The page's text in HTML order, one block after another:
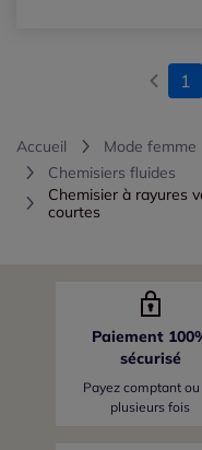
1
Accueil Mode femme
Chemisiers fluides
Chemisier à rayures
courtes
Paiement
sécurisé
Payez comptant ou
plusieurs fois